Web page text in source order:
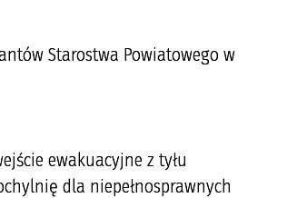
Starostwa Powiatowego w
ewakuacyjne z tyłu
dla niepełnosprawnych